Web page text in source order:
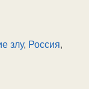
злу, Россия,